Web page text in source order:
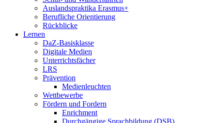
Auslandspraktika Erasmus+
Berufliche Orientierung
Rückblicke
Lernen
DaZ-Basisklasse
Digitale Medien
Unterrichtsfächer
LRS
Prävention
Medienleuchten
Wettbewerbe
Fördern und Fordern
Enrichment
Durchgängige Sprachbildung (DSB)